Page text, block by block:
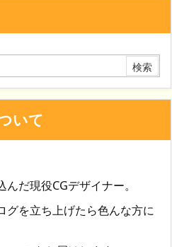
いて
だ現役CGデザイナー。
グを立ち上げたら色んな方に